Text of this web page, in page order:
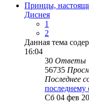
Принцы,
Диснея
1
2
Данная тема
16:04
30 Ответы
56735
Последнее
Сб 04 фев